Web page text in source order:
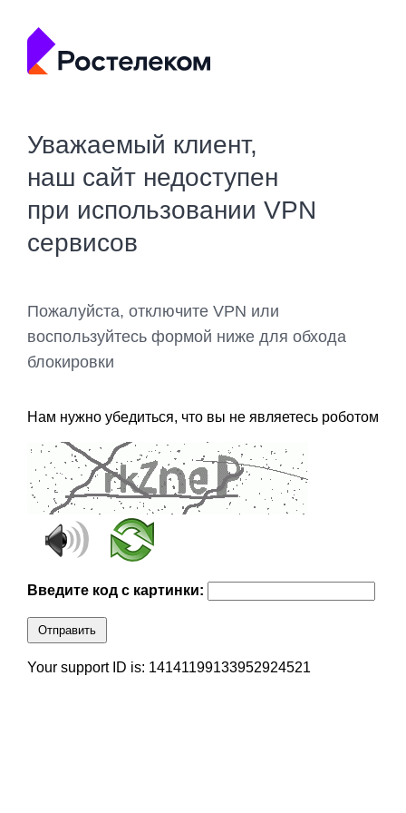
Уважаемый клиент,
наш сайт недоступен
при использовании VPN
сервисов
Пожалуйста, отключите VPN или
воспользуйтесь формой ниже для обхода
блокировки
Нам нужно убедиться, что вы не являетесь роботом
Введите код с картинки:
Отправить
Your support ID is: 14141199133952924521